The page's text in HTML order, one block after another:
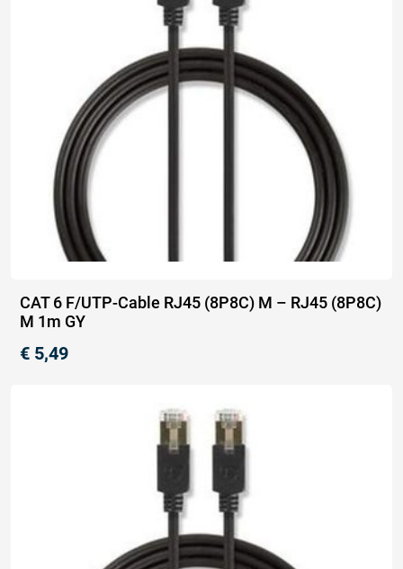
CAT 6 F/UTP-Cable RJ45 (8P8C) M – RJ45 (8P8C)
M 1m GY
€ 5,49